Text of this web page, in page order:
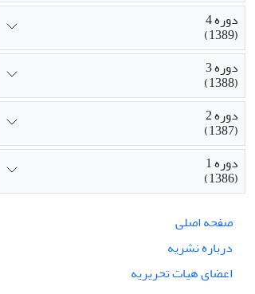
دوره 4
(1389)
دوره 3
(1388)
دوره 2
(1387)
دوره 1
(1386)
صفحه اصلی
درباره نشریه
اعضای هیات تحریریه